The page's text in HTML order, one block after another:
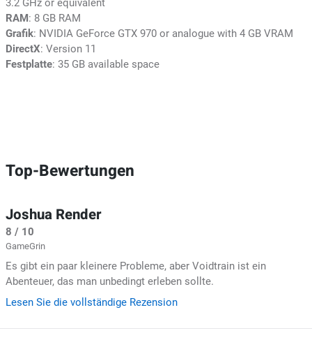
RAM: 8 GB RAM
Grafik: NVIDIA GeForce GTX 970 or analogue with 4 GB VRAM
DirectX: Version 11
Festplatte: 35 GB available space
Top-Bewertungen
Joshua Render
8 / 10
GameGrin
Es gibt ein paar kleinere Probleme, aber Voidtrain ist ein
Abenteuer, das man unbedingt erleben sollte.
Lesen Sie die vollständige Rezension